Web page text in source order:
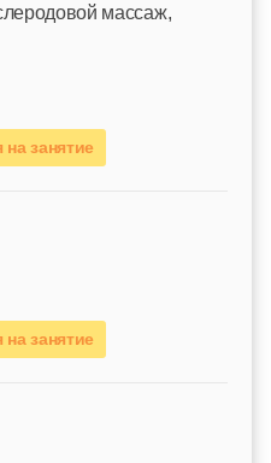
массаж,
на занятие
на занятие